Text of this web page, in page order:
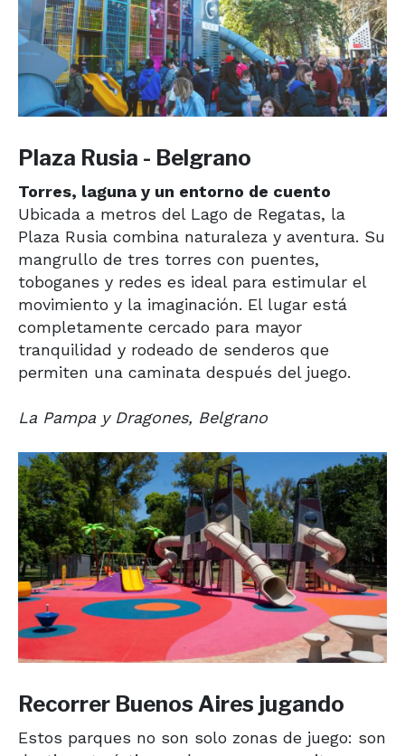
Plaza Rusia - Belgrano
Torres, laguna y un entorno de cuento
Ubicada a metros del Lago de Regatas, la
Plaza Rusia combina naturaleza y aventura. Su
mangrullo de tres torres con puentes,
toboganes y redes es ideal para estimular el
movimiento y la imaginación. El lugar está
completamente cercado para mayor
tranquilidad y rodeado de senderos que
permiten una caminata después del juego.
La Pampa y Dragones, Belgrano
Recorrer Buenos Aires jugando
Estos parques no son solo zonas de juego: son